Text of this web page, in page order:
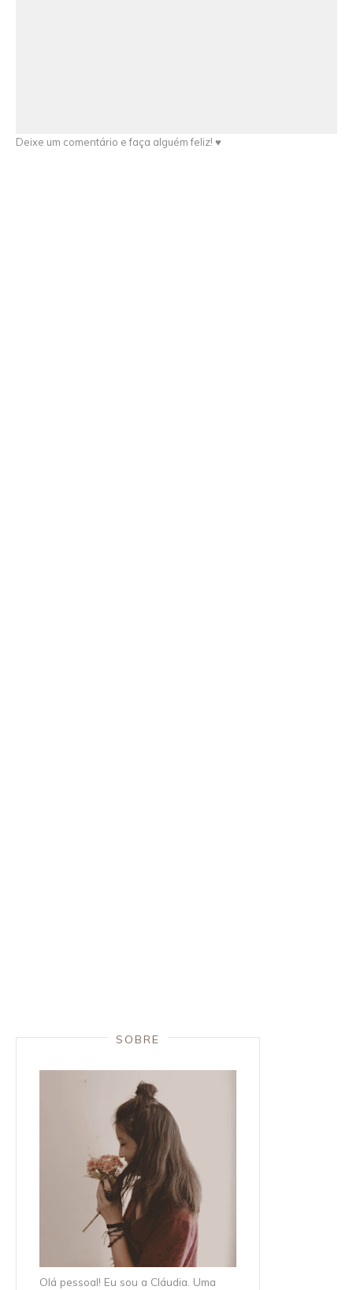
Deixe um comentário e faça alguém feliz! ♥
SOBRE
Olá pessoal! Eu sou a Cláudia. Uma